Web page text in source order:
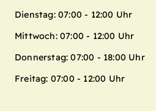
Dienstag: 07:00 - 12:00 Uhr
Mittwoch: 07:00 - 12:00 Uhr
Donnerstag: 07:00 - 18:00 Uhr
Freitag: 07:00 - 12:00 Uhr